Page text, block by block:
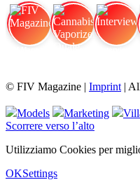
© FIV Magazine | Imprint |
Models Marketing
Scorrere verso l’alto
Utilizziamo Cookies per
OKSettings